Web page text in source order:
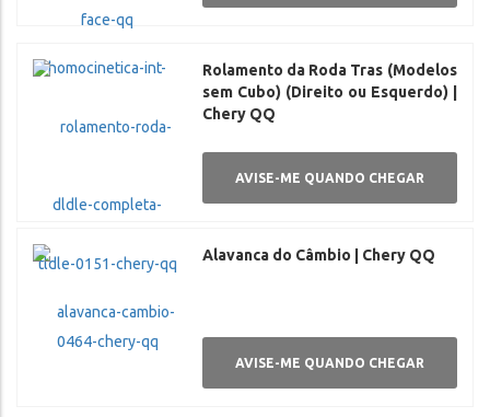
Rolamento da Roda Tras (Modelos
sem Cubo) (Direito ou Esquerdo) |
Chery QQ
AVISE-ME QUANDO CHEGAR
Alavanca do Câmbio | Chery QQ
AVISE-ME QUANDO CHEGAR